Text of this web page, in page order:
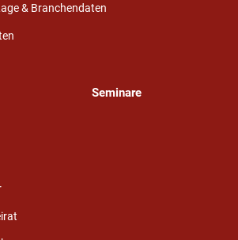
& Branchendaten
Seminare